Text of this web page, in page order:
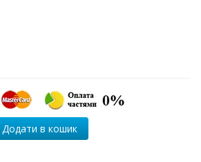
Додати в кошик